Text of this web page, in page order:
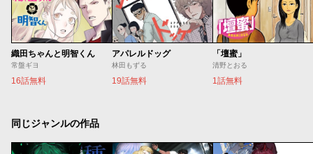
織田ちゃんと明智くん
常盤ギヨ
16話無料
アパレルドッグ
林田もずる
19話無料
「壇蜜」
清野とおる
1話無料
同じジャンルの作品